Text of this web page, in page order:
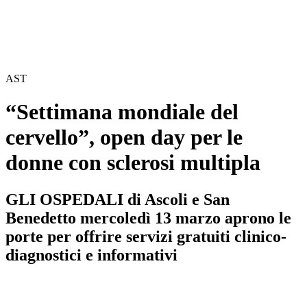
AST
“Settimana mondiale del
cervello”, open day per le
donne con sclerosi multipla
GLI OSPEDALI di Ascoli e San
Benedetto mercoledì 13 marzo aprono le
porte per offrire servizi gratuiti clinico-
diagnostici e informativi